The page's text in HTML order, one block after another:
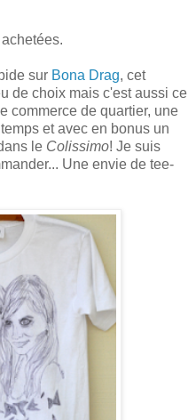
sur Bona Drag, cet
de choix mais c'est aussi ce
commerce de quartier, une
et avec en bonus un
le Colissimo! Je suis
Une envie de tee-